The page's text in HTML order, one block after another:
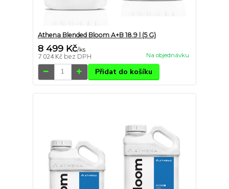
Athena Blended Bloom A+B 18.9 l (5 G)
8 499 Kč/ks
7 024 Kč bez DPH Na objednávku
Přidat do košíku